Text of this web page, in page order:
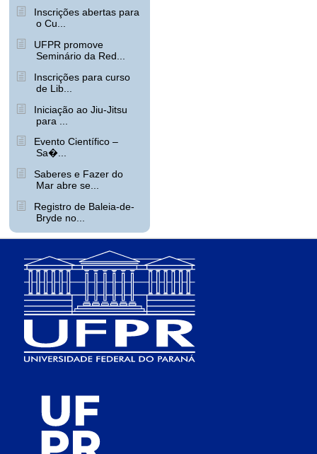
Inscrições abertas para
o Cu...
UFPR promove
Seminário da Red...
Inscrições para curso
de Lib...
Iniciação ao Jiu-Jitsu
para ...
Evento Científico –
Sa�...
Saberes e Fazer do
Mar abre se...
Registro de Baleia-de-
Bryde no...